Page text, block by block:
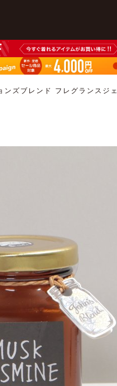
ズブレンド フレグランスジ